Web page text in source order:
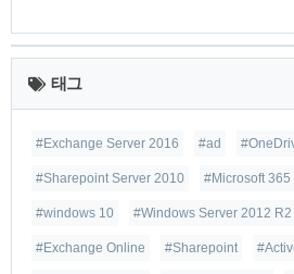
최
근
글 태그
#Exchange Server 2016 #ad
#Sharepoint Server 2010 #Microsoft 365
#windows 10 #Windows Server 2012 R2
#Exchange Online #Sharepoint